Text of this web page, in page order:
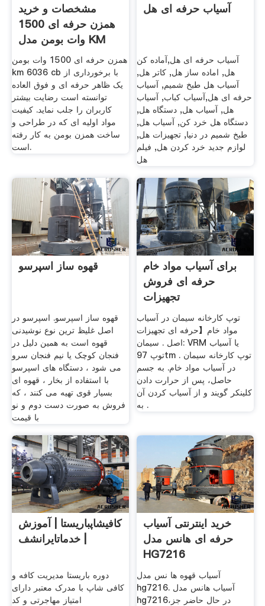
مشخصات و خرید
همزن حرفه ای 1500
وات بومن مدل KM
6036 CB
همزن حرفه ای 1500 وات بومن
km 6036 cb با برخورداری از
یک ظاهر حرفه ای و فوق العاده
توانسته است رضایت بیشتر
کاربران را جلب نماید. کیفیت
مواد اولیه ای که در طراحی و
ساخت همزن بومن به کار رفته
است.
آسیاب حرفه ای هل
آسیاب حرفه ای هل,آماده کن
هل, اماده ساز هل, کاتر هل,
آسیاب هل طبخ شمیم, آسیاب
حرفه ای هل,آسیاب کباب, آسیاب
هل, آسیاب هل, دستگاه هل,
دستگاه هل خرد کن, آسیاب هل,
طبخ شمیم در دنیا, تجهیزات هل,
لوازم جدید خرد کردن هل, فیلم
هل
قهوه ساز اسپرسو
قهوه ساز اسپرسو. اسپرسو در
اصل غلیظ ترین نوع نوشیدنی
قهوه است به همین دلیل در
فنجان کوچک یا نیم فنجان سرو
می شود ، دستگاه های اسپرسو
با استفاده از بخار ، قهوه ای
بسیار قوی تهیه می کنند ، که
فروش به صورت دست دوم و نو
با قیمت
برای آسیاب مواد خام
حرفه ای فروش
تجهیزات
توپ کارخانه سیمان در آسیاب
مواد خام【حرفه ای تجهیزات
اصل . سیمان: VRM یا آسیاب
توپ 97tm . توپ کارخانه سیمان
در آسیاب مواد خام. به جسم
حاصل، پس از حرارت دادن
کلینکر گویند و از آسیاب کردن آن
به .
کافیشاپباریستا | آموزش
| خدماتایرانشف
دوره باریستا مدیریت کافه و
کافی شاپ با مدرک معتبر دارای
امتیاز مهاجرتی و کد
خرید اینترنتی آسیاب
حرفه ای هانس مدل
HG7216
آسیاب قهوه ها نس مدل
hg7216. آسیاب هانس مدل
hg7216،در حال حاضر جز